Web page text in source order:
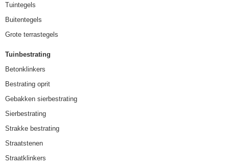
Tuintegels
Buitentegels
Grote terrastegels
Tuinbestrating
Betonklinkers
Bestrating oprit
Gebakken sierbestrating
Sierbestrating
Strakke bestrating
Straatstenen
Straatklinkers